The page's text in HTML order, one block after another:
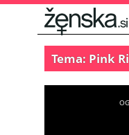
Tema: Pink